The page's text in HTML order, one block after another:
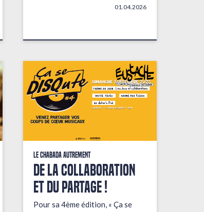
01.04.2026
Le Chabada autrement
De la collaboration
et du partage !
Pour sa 4ème édition, « Ça se